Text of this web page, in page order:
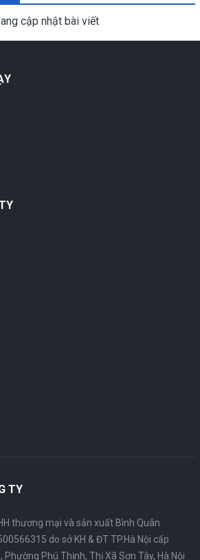
cập nhật bài viết
TY
thương mại và sản xuất Bình Quân
do sở KH & ĐT TP.Hà Nội cấp
Phú Thịnh, Thị Xã Sơn Tây, Hà Nội